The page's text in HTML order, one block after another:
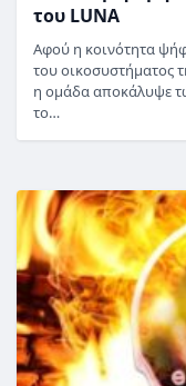
του LUNA
Αφού η κοινότητα
του οικοσυστήματος
η ομάδα αποκάλυψε
το…